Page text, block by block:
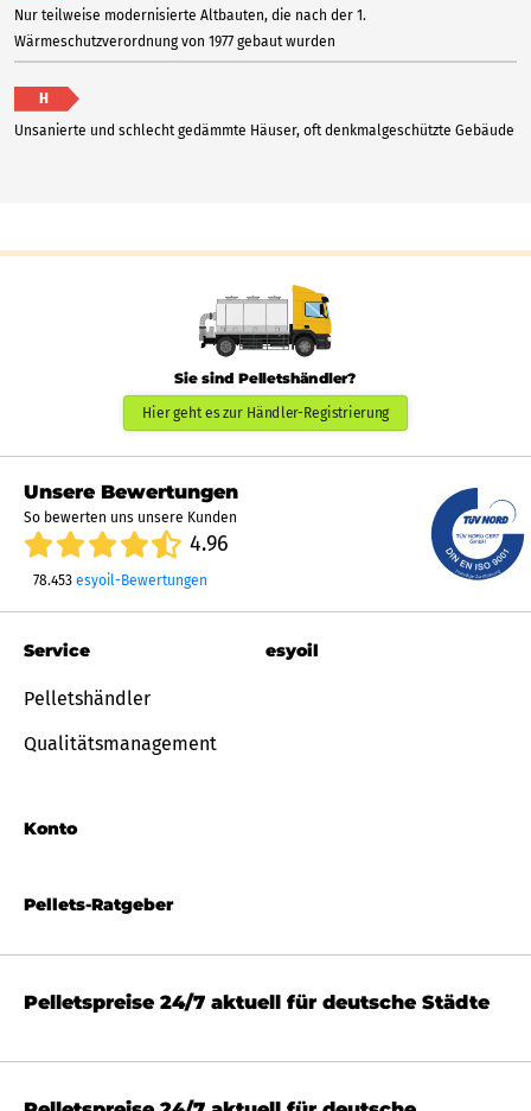
Nur teilweise modernisierte Altbauten, die nach der 1.
Wärmeschutzverordnung von 1977 gebaut wurden
H
Unsanierte und schlecht gedämmte Häuser, oft denkmalgeschützte Gebäude
Sie sind Pelletshändler?
Hier geht es zur Händler-Registrierung
Unsere Bewertungen
So bewerten uns unsere Kunden
4.96
78.453 esyoil-Bewertungen
Pellets-Ratgeber
Service
Pelletshändler
Qualitätsmanagement
Konto
esyoil
Pelletspreise 24/7 aktuell für deutsche Städte